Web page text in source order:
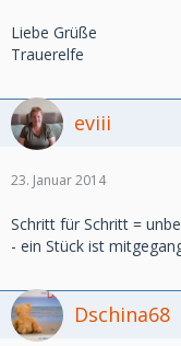
Liebe Grüße
Trauerelfe
eviii
23. Januar 2014
Schritt für Schritt =
- ein Stück ist
Dschina68